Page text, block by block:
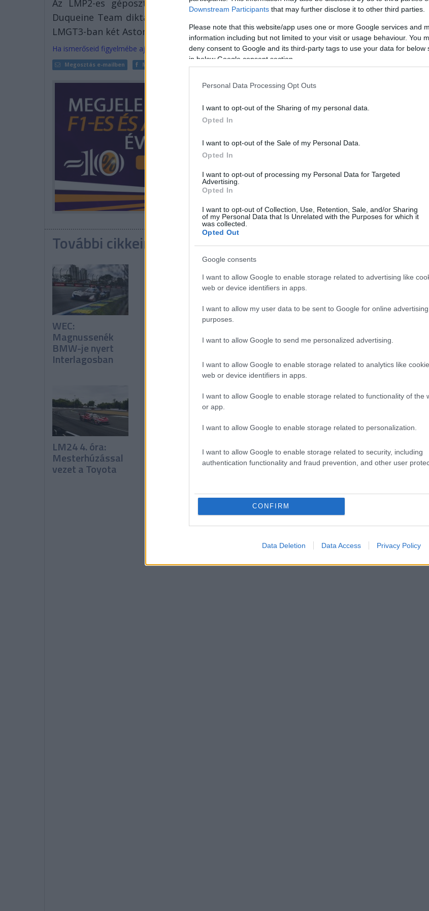
Downstream Participants that may further disclose it to other third parties.
Please note that this website/app uses one or more Google services and
information including but not limited to your visit or usage behaviour. You
deny consent to Google and its third-party tags to use your data for below
in below Google consent section.
Personal Data Processing Opt Outs
I want to opt-out of the Sharing of my personal data.
Opted In
I want to opt-out of the Sale of my Personal Data.
Opted In
I want to opt-out of processing my Personal Data for Targeted
Advertising.
Opted In
I want to opt-out of Collection, Use, Retention, Sale, and/or Sharing
of my Personal Data that Is Unrelated with the Purposes for which it
was collected.
Opted Out
Google consents
I want to allow Google to enable storage related to advertising like
web or device identifiers in apps.
I want to allow my user data to be sent to Google for online advertising
purposes.
I want to allow Google to send me personalized advertising.
I want to allow Google to enable storage related to analytics like
web or device identifiers in apps.
I want to allow Google to enable storage related to functionality of the
or app.
I want to allow Google to enable storage related to personalization.
I want to allow Google to enable storage related to security, including
authentication functionality and fraud prevention, and other user
CONFIRM
Data Deletion Data Access Privacy Policy
Az LMP2-es géposztályban továbbra is a Doriane Pin nevével fémjelzett #30-
Duqueine Team diktálta a tempót, megelőzve az Inter Europol két egységét, míg az
LMGT3-ban két Aston Martin vezetett.
Ha ismerőseid figyelmébe ajánlanád a cikket, megteheted az alábbi gombokkal:
Megosztás e-mailben Megosztás Facebookon
További cikkeink a témában
WEC:
Magnussenék
BMW-je nyert
Interlagosban
versenyen ült
vissza a Le Mans-i
trónra a Toyota
Cadillac vs. Toyota
vs. BMW
Irányít az állva
maradt Cadillac
LM24 4. óra:
Mesterhúzással
vezet a Toyota
A BMW-é a Le
Mans-i 24 órás
Jenson Button
szívesen indulna
Le Mans-ban az
hiperautójával
Beültetné
Hypercar-
Verstappent a